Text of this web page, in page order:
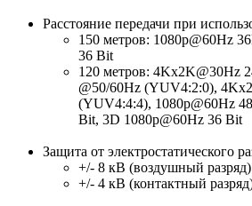
Расстояние передачи при
150 метров: 1080p@60Hz
36 Bit
120 метров: 4Kx2K@30Hz
@50/60Hz (YUV4:2:0),
(YUV4:4:4), 1080p@60Hz
Bit, 3D 1080p@60Hz 36 Bit
Защита от электростатического
+/- 8 кВ (воздушный разряд)
+/- 4 кВ (контактный